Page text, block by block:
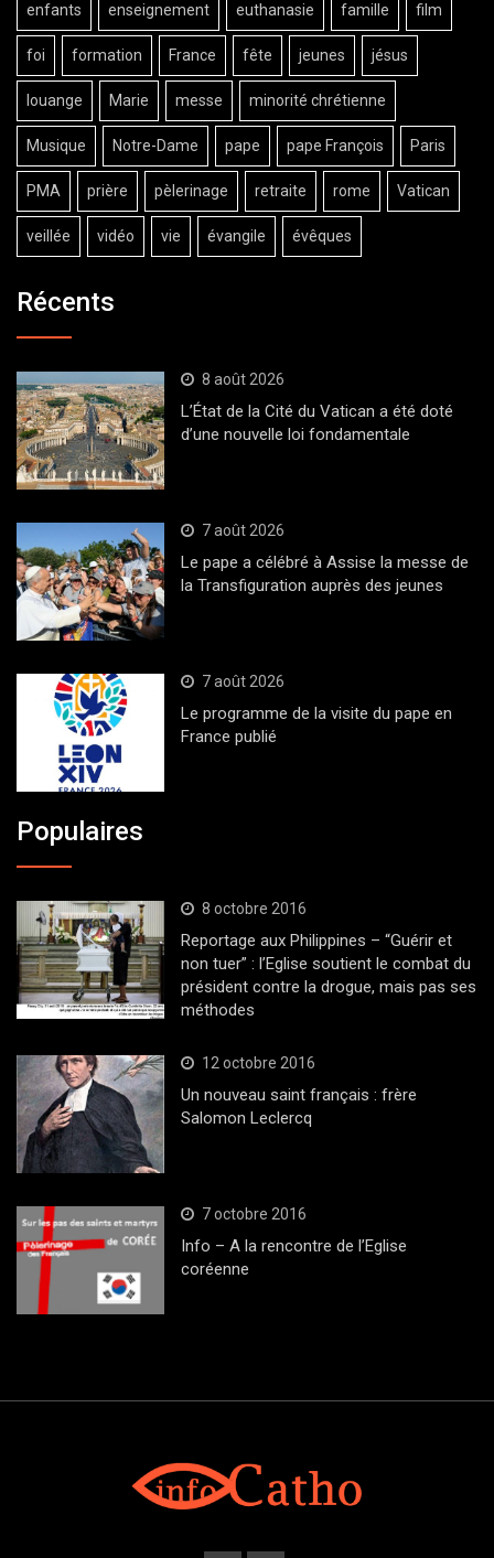
enfants enseignement euthanasie famille film
foi formation France fête jeunes jésus
louange Marie messe minorité chrétienne
Musique Notre-Dame pape pape François Paris
PMA prière pèlerinage retraite rome Vatican
veillée vidéo vie évangile évêques
Récents
8 août 2026
L’État de la Cité du Vatican a été doté
d’une nouvelle loi fondamentale
7 août 2026
Le pape a célébré à Assise la messe de
la Transfiguration auprès des jeunes
7 août 2026
Le programme de la visite du pape en
France publié
Populaires
8 octobre 2016
Reportage aux Philippines – “Guérir et
non tuer” : l’Eglise soutient le combat du
président contre la drogue, mais pas ses
méthodes
12 octobre 2016
Un nouveau saint français : frère
Salomon Leclercq
7 octobre 2016
Info – A la rencontre de l’Eglise
coréenne